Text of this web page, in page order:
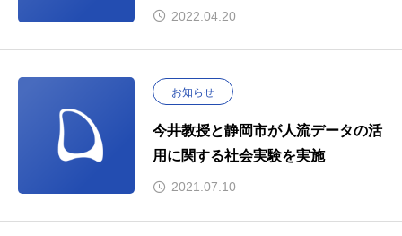
サービス向上と効率化に向けた共同
2022.04.20
お知らせ
今井教授と静岡市が人流データの活
用に関する社会実験を実施
2021.07.10